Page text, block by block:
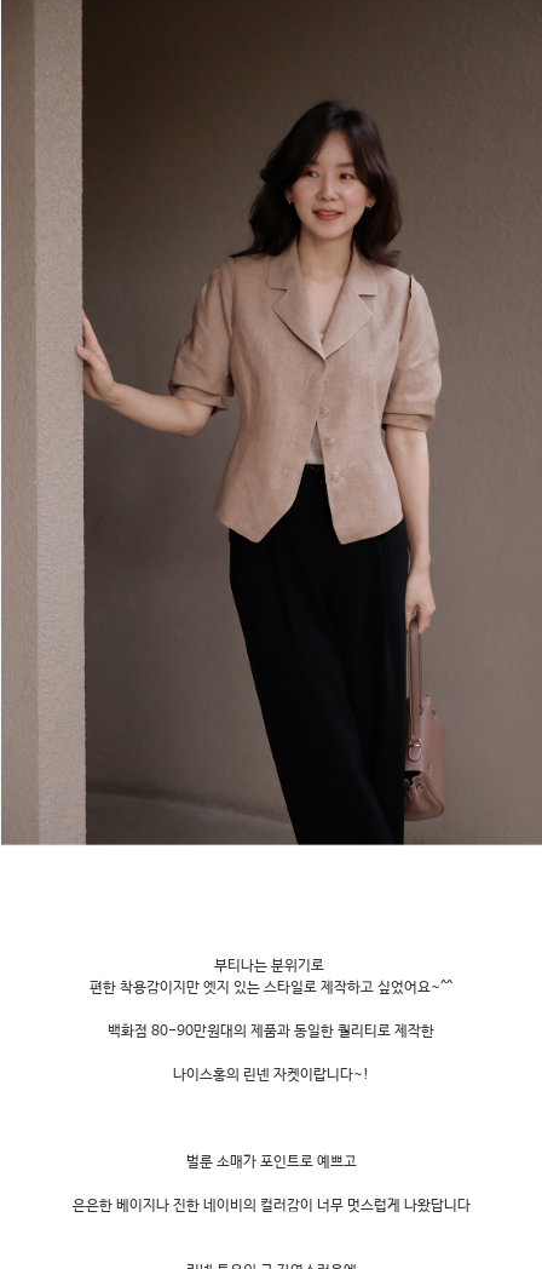
부티나는 분위기로
편한 착용감이지만 엣지 있는 스타일로 제작하고 싶었어요~^^
백화점 80-90만원대의 제품과 동일한 퀄리티로 제작한
나이스홍의 린넨 자켓이랍니다~!
벌룬 소매가 포인트로 예쁘고
은은한 베이지나 진한 네이비의 컬러감이 너무 멋스럽게 나왔답니다